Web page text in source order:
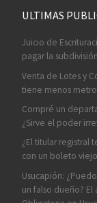
ULTIMAS
Juicio de
pagar la
Venta de Lotes y
tiene menos
Compré un
¿Sirve el poder
¿El titular registral
con un boleto viejo
Usucapión:
un falso dueño? El